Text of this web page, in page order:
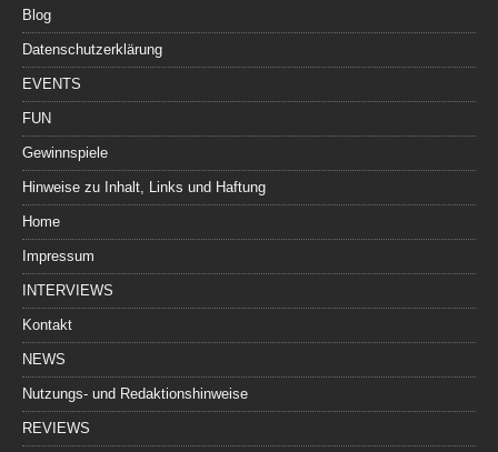
Blog
Datenschutzerklärung
EVENTS
FUN
Gewinnspiele
Hinweise zu Inhalt, Links und Haftung
Home
Impressum
INTERVIEWS
Kontakt
NEWS
Nutzungs- und Redaktionshinweise
REVIEWS